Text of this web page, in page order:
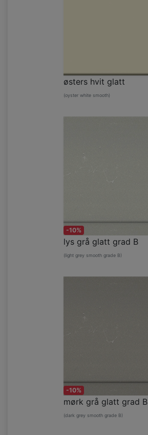
østers hvit glatt
(oyster white smooth)
-10%
lys grå glatt grad B
(light grey smooth grade B)
-10%
mørk grå glatt grad B
(dark grey smooth grade B)